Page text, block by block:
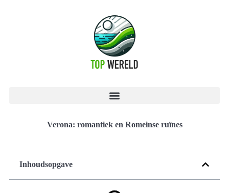
Verona: romantiek en Romeinse ruïnes
Inhoudsopgave